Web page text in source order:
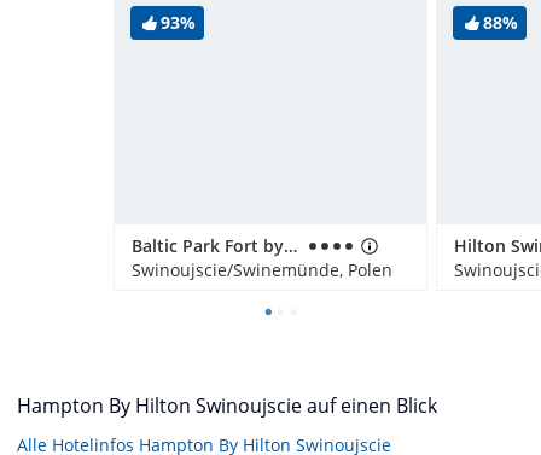
93%
Baltic Park Fort by Zdrojowa
Swinoujscie/Swinemünde, Polen
88%
Hampton By Hilton Swinoujscie auf einen Blick
Alle Hotelinfos Hampton By Hilton Swinoujscie